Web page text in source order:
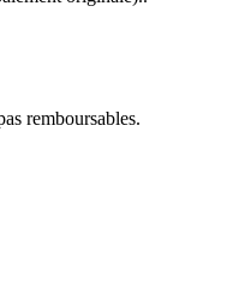
remboursables.